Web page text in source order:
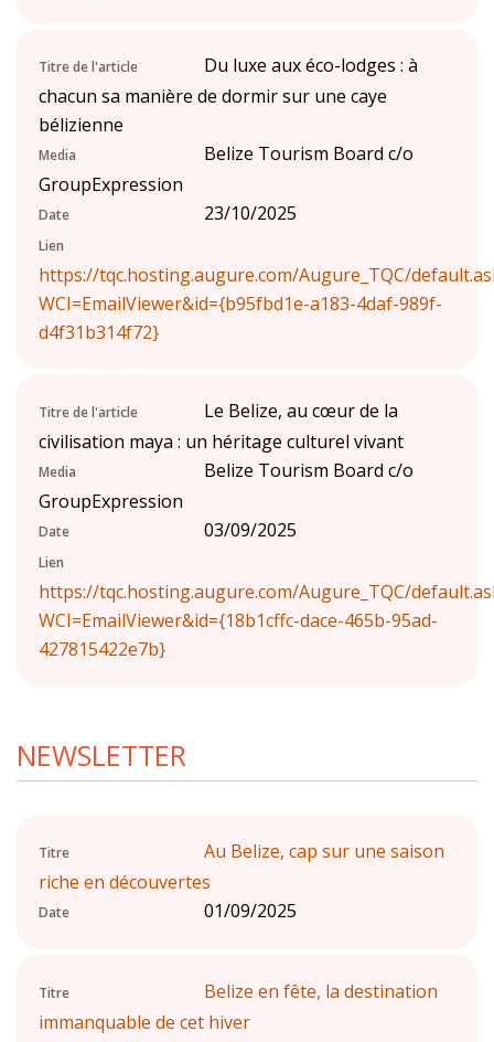
Titre de l'article
Du luxe aux éco-lodges : à
chacun sa manière de dormir sur une caye
bélizienne
Media
Belize Tourism Board c/o
GroupExpression
Date 23/10/2025
Lien
https://tqc.hosting.augure.com/Augure_TQC/
WCI=EmailViewer&id={b95fbd1e-a183-4daf-989f-
d4f31b314f72}
Titre de l'article
Le Belize, au cœur de la
civilisation maya : un héritage culturel vivant
Media
Belize Tourism Board c/o
GroupExpression
Date 03/09/2025
Lien
https://tqc.hosting.augure.com/Augure_TQC/
WCI=EmailViewer&id={18b1cffc-dace-465b-95ad-
427815422e7b}
NEWSLETTER
Titre
Au Belize, cap sur une saison
riche en découvertes
Date 01/09/2025
Titre
Belize en fête, la destination
immanquable de cet hiver